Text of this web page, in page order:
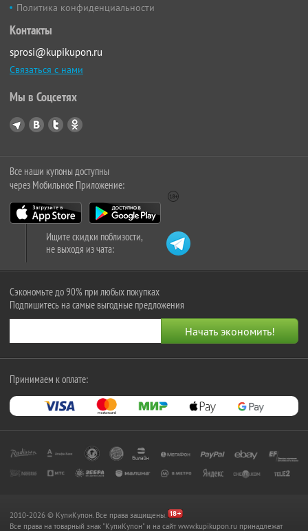
Политика конфиденциальности
Контакты
sprosi@kupikupon.ru
Связаться с нами
Мы в Соцсетях
Все наши купоны доступны
через Мобильное Приложение:
Ищите скидки поблизости,
не выходя из чата:
Сэкономьте до 90% при любых покупках
Подпишитесь на самые выгодные предложения
Принимаем к оплате:
2010-2026 © КупиКупон. Все права защищены.
Все права на товарный знак "КупиКупон" и на сайт www.kupikupon.ru принадлежат